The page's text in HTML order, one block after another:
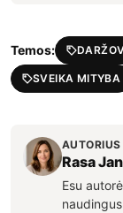
Temos:
SVEIKA MITYBA
AUTORIUS
Rasa
Esu